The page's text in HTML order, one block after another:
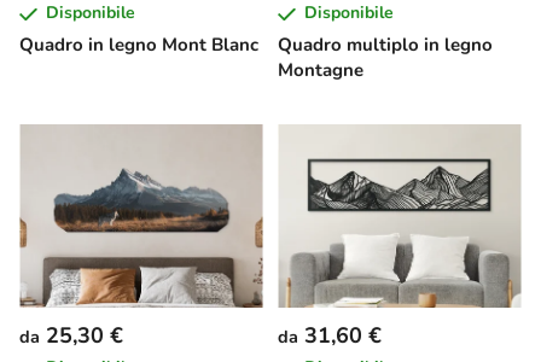
Quadro in legno Mont Blanc
Disponibile
Quadro multiplo in legno
Montagne
Disponibile
da 25,30 € da 31,60 €